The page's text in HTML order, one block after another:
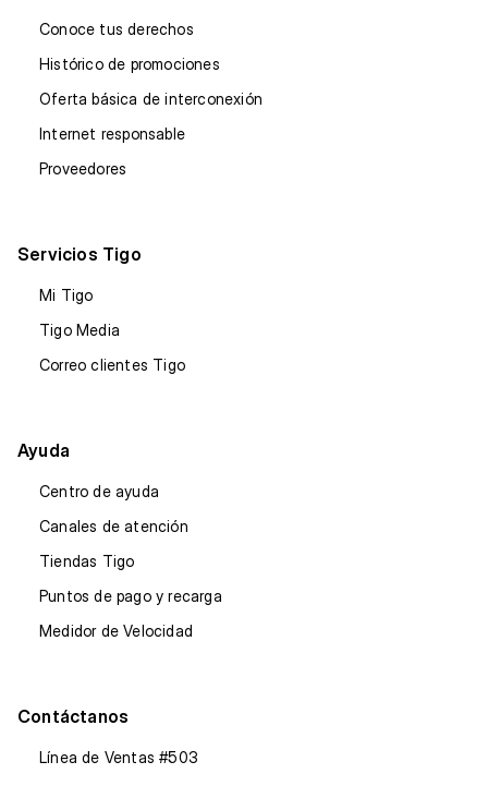
Conoce tus derechos
Histórico de promociones
Oferta básica de interconexión
Internet responsable
Proveedores
Servicios Tigo
Mi Tigo
Tigo Media
Correo clientes Tigo
Ayuda
Centro de ayuda
Canales de atención
Tiendas Tigo
Puntos de pago y recarga
Medidor de Velocidad
Contáctanos
Línea de Ventas #503